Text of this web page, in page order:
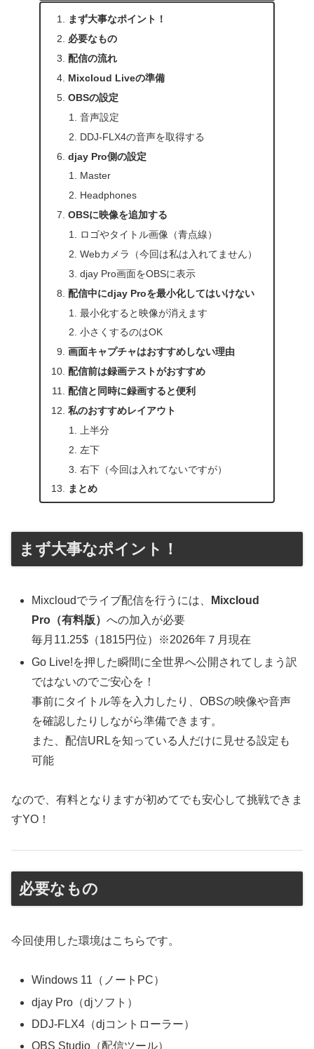
まず大事なポイント！
必要なもの
配信の流れ
Mixcloud Liveの準備
OBSの設定
音声設定
DDJ-FLX4の音声を取得する
djay Pro側の設定
Master
Headphones
OBSに映像を追加する
ロゴやタイトル画像（青点線）
Webカメラ（今回は私は入れてません）
djay Pro画面をOBSに表示
配信中にdjay Proを最小化してはいけない
最小化すると映像が消えます
小さくするのはOK
画面キャプチャはおすすめしない理由
配信前は録画テストがおすすめ
配信と同時に録画すると便利
私のおすすめレイアウト
上半分
左下
右下（今回は入れてないですが）
まとめ
まず大事なポイント！
Mixcloudでライブ配信を行うには、
Mixcloud
Pro（有料版）への加入が必要
毎月11.25$（1815円位）※2026年７月現在
Go Live!を押した瞬間に全世界へ公開されてしまう訳
ではないのでご安心を！
事前にタイトル等を入力したり、OBSの映像や音声
を確認したりしながら準備できます。
また、配信URLを知っている人だけに見せる設定も
可能
なので、有料となりますが初めてでも安心して挑戦できま
すYO！
必要なもの
今回使用した環境はこちらです。
Windows 11（ノートPC）
djay Pro（djソフト）
DDJ-FLX4（djコントローラー）
OBS Studio（配信ツール）